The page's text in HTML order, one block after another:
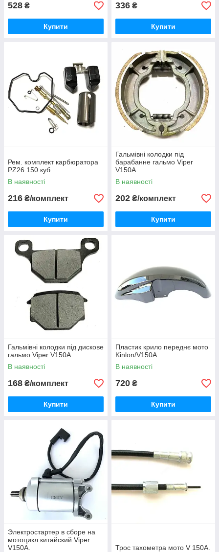
528 ₴
Купити
336 ₴
Купити
Рем. комплект карбюратора
PZ26 150 куб.
В наявності
216 ₴/комплект
Купити
Гальмівні колодки під
барабанне гальмо Viper
V150A
В наявності
202 ₴/комплект
Купити
Гальмівні колодки під дискове
гальмо Viper V150A
В наявності
168 ₴/комплект
Купити
Пластик крило переднє мото
Kinlon/V150A.
В наявності
720 ₴
Купити
Электростартер в сборе на
мотоцикл китайский Viper
V150A.
Трос тахометра мото V 150A.